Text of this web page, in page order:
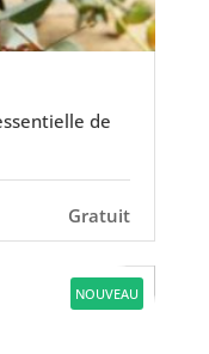
de
Gratuit
NOUVEAU